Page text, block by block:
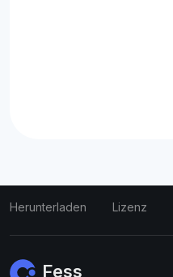
Herunterladen Lizenz
Fess